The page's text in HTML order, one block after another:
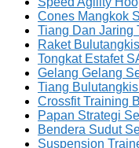
Cones Mangkok
Tiang Dan Jaring
Raket
Tongkat Estafet
Gelang Gelang
Tiang
Crossfit Training
Papan Strategi
Bendera Sudut
Suspension